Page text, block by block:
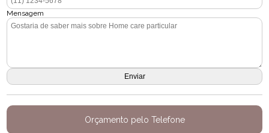
Mensagem
Orçamento pelo Telefone